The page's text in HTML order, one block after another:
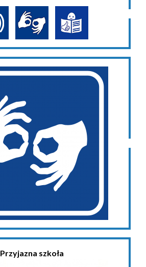
Przyjazna szkoła